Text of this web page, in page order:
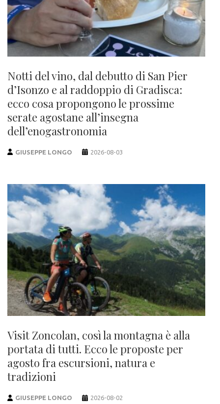
Notti del vino, dal debutto di San Pier
d’Isonzo e al raddoppio di Gradisca:
ecco cosa propongono le prossime
serate agostane all’insegna
dell’enogastronomia
GIUSEPPE LONGO 2026-08-03
Visit Zoncolan, così la montagna è alla
portata di tutti. Ecco le proposte per
agosto fra escursioni, natura e
tradizioni
GIUSEPPE LONGO 2026-08-02